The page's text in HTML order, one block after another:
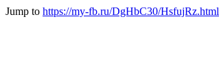
Jump to https://my-fb.ru/DgHbC30/HsfujRz.html